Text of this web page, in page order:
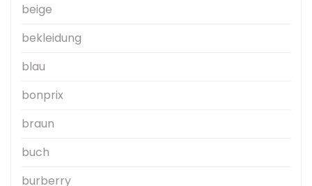
beige
bekleidung
blau
bonprix
braun
buch
burberry